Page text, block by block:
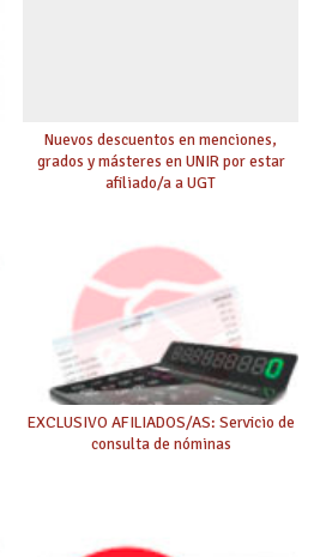
Nuevos descuentos en menciones,
grados y másteres en UNIR por estar
afiliado/a a UGT
EXCLUSIVO AFILIADOS/AS: Servicio de
consulta de nóminas